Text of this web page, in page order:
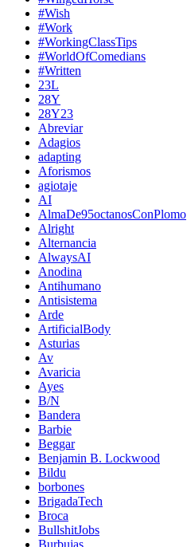
#Wish
#Work
#WorkingClassTips
#WorldOfComedians
#Written
23L
28Y
28Y23
Abreviar
Adagios
adapting
Aforismos
agiotaje
AI
AlmaDe95octanosConPlomo
Alright
Alternancia
AlwaysAI
Anodina
Antihumano
Antisistema
Arde
ArtificialBody
Asturias
Av
Avaricia
Ayes
B/N
Bandera
Barbie
Beggar
Benjamin B. Lockwood
Bildu
borbones
BrigadaTech
Broca
BullshitJobs